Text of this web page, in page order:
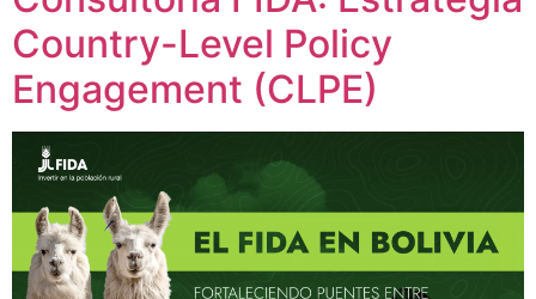
Country-Level Policy
Engagement (CLPE)